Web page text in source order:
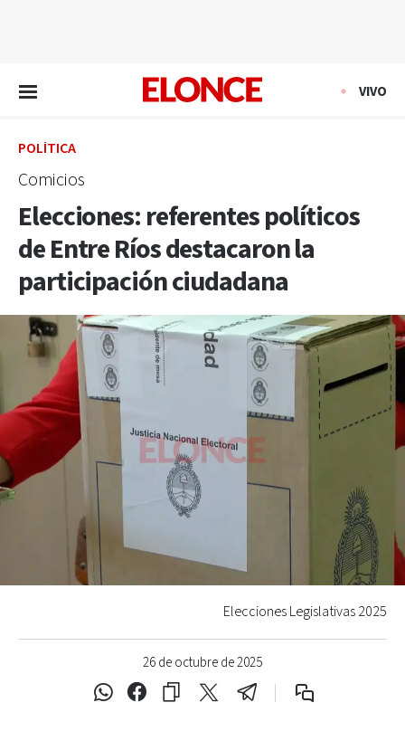
VIVO
POLÍTICA
Comicios
Elecciones: referentes políticos
de Entre Ríos destacaron la
participación ciudadana
26 de octubre de 2025
Elecciones Legislativas 2025